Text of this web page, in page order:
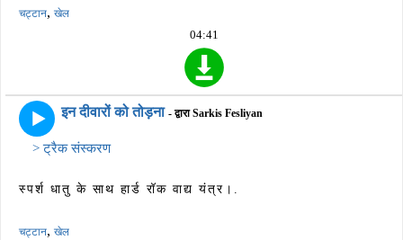
चट्टान, खेल
04:41
इन दीवारों को तोड़ना - द्वारा Sarkis Fesliyan
> ट्रैक संस्करण
स्पर्श धातु के साथ हार्ड रॉक वाद्य यंत्र।.
चट्टान, खेल